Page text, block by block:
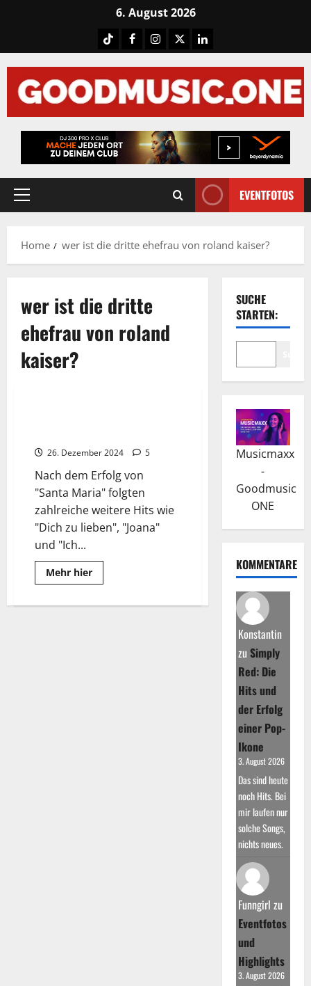
6. August 2026
TiktokFacebook
Instagram
X LinkedIN
Primary
EVENTFOTOS
Home wer ist die dritte ehefrau von roland kaiser?
wer ist die dritte
ehefrau von roland
kaiser?
26. Dezember 2024 5
Nach dem Erfolg von
"Santa Maria" folgten
zahlreiche weitere Hits wie
"Dich zu lieben", "Joana"
und "Ich...
Mehr hierRead
more
Kaiser:
SUCHE
STARTEN:
Musicmaxx
-
Goodmusic
ONE
KOMMENTARE
Konstantin
zu Simply
Red: Die
Hits und
der Erfolg
einer Pop-
Ikone
3. August 2026
Das sind heute
noch Hits. Bei
mir laufen nur
solche Songs,
nichts neues.
Funngirl zu
Eventfotos
und
Highlights
3. August 2026